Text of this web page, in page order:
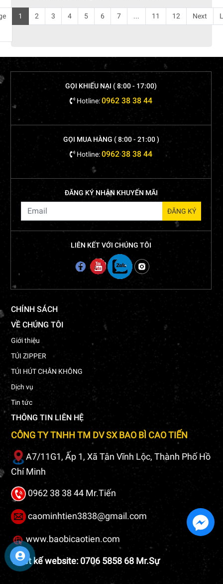
1 2 3 4 5 6 7 ... 11 12 Next
GỌI KHIẾU NẠI ( 8:00 - 17:00)
Hotline:0962 38 38 44
GỌI MUA HÀNG ( 8:00 - 21:00 )
Hotline:0962 38 38 44
ĐĂNG KÝ NHẬN KHUYẾN MÃI
LIÊN KẾT VỚI CHÚNG TÔI
CHÍNH SÁCH
VỀ CHÚNG TÔI
Giới thiệu
TÚI ZIPPER
TÚI HÚT CHÂN KHÔNG
Dịch vụ
Tin tức
THÔNG TIN LIÊN HỆ
CÔNG TY TNHH TM DV SX BAO BÌ CAO TIẾN
A7/11G1, Ấp 1, Xã Tân Vĩnh Lộc, Thành Phố Hồ
Chí Minh
0962 38 38 44 Mr.Tiến
caominhtien3838@gmail.com
www.baobicaotien.com
Thiết kế website: 0706 5858 68 Mr.Sự